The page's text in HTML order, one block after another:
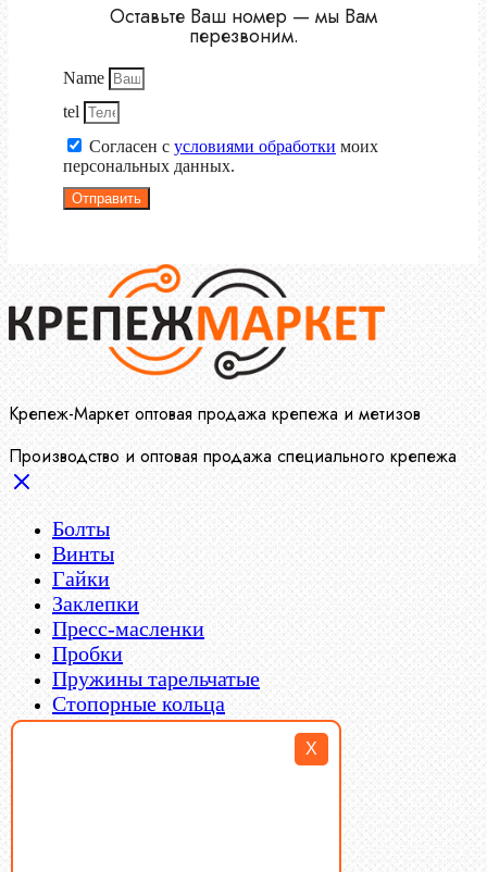
X
Оставьте Ваш номер — мы Вам
перезвоним.
Name
tel
Согласен с условиями обработки моих
персональных данных.
Отправить
Крепеж-Маркет оптовая продажа крепежа и метизов
Производство и оптовая продажа специального крепежа
Болты
Винты
Гайки
Заклепки
Пресс-масленки
Пробки
Пружины тарельчатые
Стопорные кольца
Такелаж